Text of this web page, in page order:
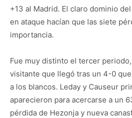
+13 al Madrid. El claro dominio
en ataque hacían que las siete
importancia.
Fue muy distinto el tercer
visitante que llegó tras un 4-0
a los blancos. Leday y Causeur
aparecieron para acercarse a un
pérdida de Hezonja y nueva